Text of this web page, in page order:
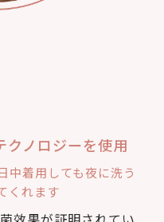
ノロジーを使用
中着用しても夜に洗う
くれます